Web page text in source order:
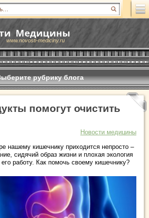
www.novosti-mediciny.ru
рубрику блога
помогут очистить
Новости медицины
нашему кишечнику приходится непросто –
сидячий образ жизни и плохая экология
работу. Как помочь своему кишечнику?